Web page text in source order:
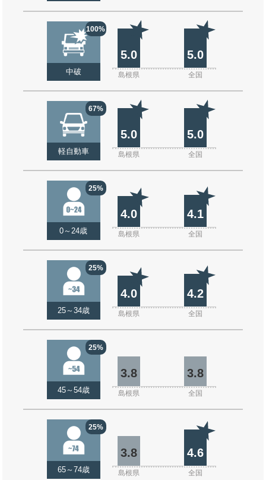
100%
中破
5.0 5.0
島根県 全国
67%
軽自動車
5.0 5.0
島根県 全国
25%
0～24歳
4.0 4.1
島根県 全国
25%
25～34歳
4.0 4.2
島根県 全国
25%
45～54歳
3.8 3.8
島根県 全国
25%
65～74歳
3.8 4.6
島根県 全国